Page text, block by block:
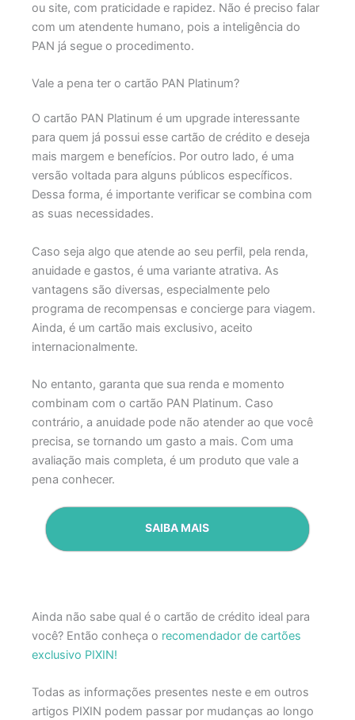
ou site, com praticidade e rapidez. Não é preciso falar
com um atendente humano, pois a inteligência do
PAN já segue o procedimento.
Vale a pena ter o cartão PAN Platinum?
O cartão PAN Platinum é um upgrade interessante
para quem já possui esse cartão de crédito e deseja
mais margem e benefícios. Por outro lado, é uma
versão voltada para alguns públicos específicos.
Dessa forma, é importante verificar se combina com
as suas necessidades.
Caso seja algo que atende ao seu perfil, pela renda,
anuidade e gastos, é uma variante atrativa. As
vantagens são diversas, especialmente pelo
programa de recompensas e concierge para viagem.
Ainda, é um cartão mais exclusivo, aceito
internacionalmente.
No entanto, garanta que sua renda e momento
combinam com o cartão PAN Platinum. Caso
contrário, a anuidade pode não atender ao que você
precisa, se tornando um gasto a mais. Com uma
avaliação mais completa, é um produto que vale a
pena conhecer.
SAIBA MAIS
Ainda não sabe qual é o cartão de crédito ideal para
você? Então conheça o recomendador de cartões
exclusivo PIXIN!
Todas as informações presentes neste e em outros
artigos PIXIN podem passar por mudanças ao longo